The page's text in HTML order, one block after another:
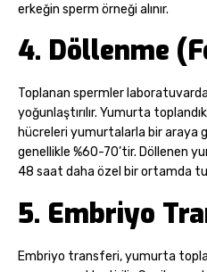
erkeğin sperm örneği alınır.
4. Döllenme
Toplanan spermler
yoğunlaştırılır. Yumurta
hücreleri yumurtalarla bir araya
genellikle %60-70’tir. Döllenen
48 saat daha özel bir ortamda
5. Embriyo
Embriyo transferi, yumurta